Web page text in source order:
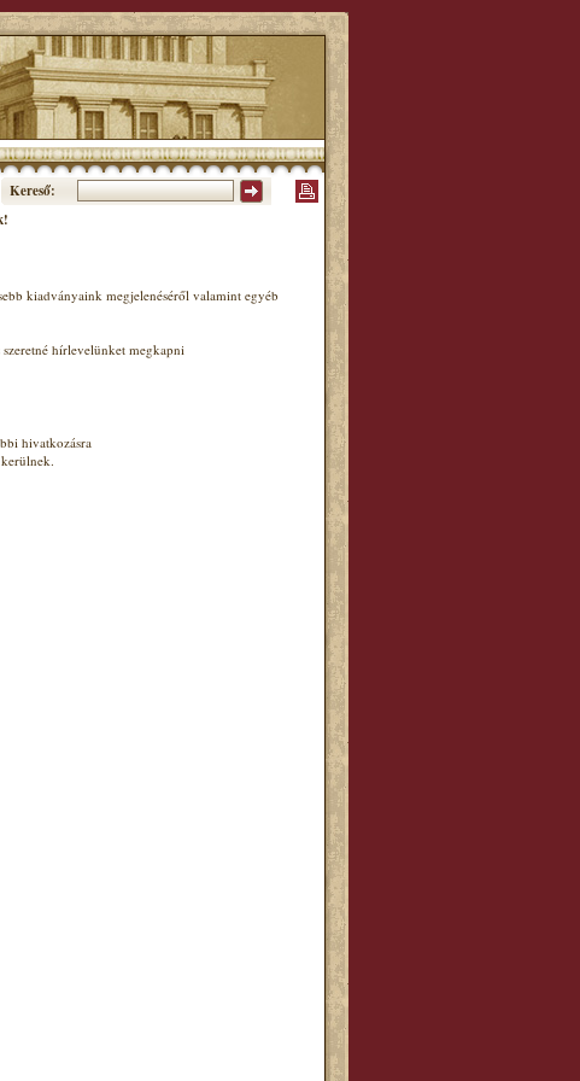
Kereső:
!
kiadványaink megjelenéséről valamint egyéb
hírlevelünket megkapni
hivatkozásra